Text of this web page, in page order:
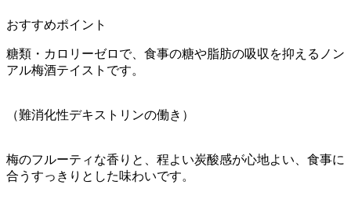
おすすめポイント
糖類・カロリーゼロで、食事の糖や脂肪の吸収を抑えるノン
アル梅酒テイストです。
（難消化性デキストリンの働き）
梅のフルーティな香りと、程よい炭酸感が心地よい、食事に
合うすっきりとした味わいです。